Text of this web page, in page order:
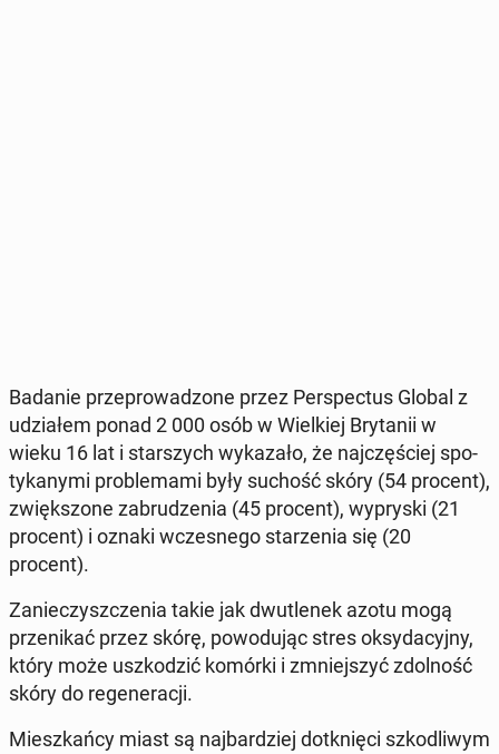
Badanie prze­pro­wa­dzo­ne przez Per­spec­tus Global z
udzia­łem ponad 2 000 osób w Wiel­kiej Bry­ta­nii w
wieku 16 lat i star­szych wy­ka­za­ło, że naj­czę­ściej spo­
ty­ka­ny­mi pro­ble­ma­mi były suchość skóry (54 procent),
zwięk­szo­ne za­bru­dze­nia (45 procent), wy­pry­ski (21
procent) i oznaki wcze­sne­go sta­rze­nia się (20
procent).
Za­nie­czysz­cze­nia takie jak dwu­tle­nek azotu mogą
prze­ni­kać przez skórę, po­wo­du­jąc stres oksy­da­cyj­ny,
który może uszko­dzić komórki i zmniej­szyć zdol­ność
skóry do re­ge­ne­ra­cji.
Miesz­kań­cy miast są naj­bar­dziej do­tknię­ci szko­dli­wym